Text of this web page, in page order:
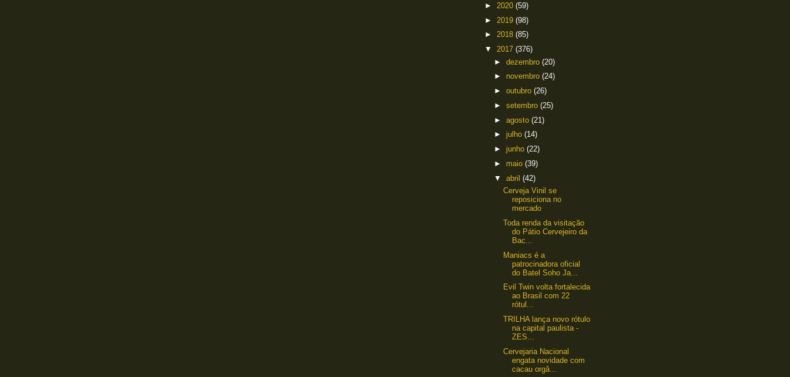
► 2020 (59)
► 2019 (98)
► 2018 (85)
▼ 2017 (376)
► dezembro (20)
► novembro (24)
► outubro (26)
► setembro (25)
► agosto (21)
► julho (14)
► junho (22)
► maio (39)
▼ abril (42)
Cerveja Vinil se
reposiciona no
mercado
Toda renda da visitação
do Pátio Cervejeiro da
Bac...
Maniacs é a
patrocinadora oficial
do Batel Soho Ja...
Evil Twin volta fortalecida
ao Brasil com 22
rótul...
TRILHA lança novo rótulo
na capital paulista -
ZES...
Cervejaria Nacional
engata novidade com
cacau orgâ...